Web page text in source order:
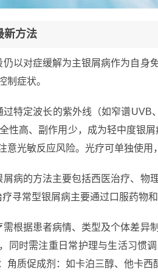
新方法
仍以对症缓解为主银屑病作为自身
制症状。
过特定波长的紫外线（如窄谱
性高、副作用少，成为轻中度银
意光敏反应风险。光疗可单独使用
病的方法主要包括西医治疗、物
寻常型银屑病主要通过口服药物
根据患者病情、类型及个体差异
同时需注重日常护理与生活习惯
角质促成剂：如卡泊三醇、他卡西